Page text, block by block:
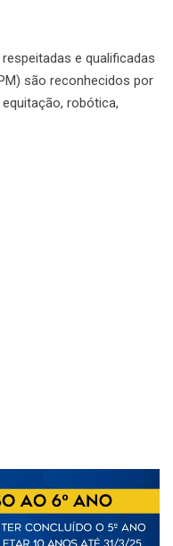
e qualificadas
são reconhecidos por
robótica,